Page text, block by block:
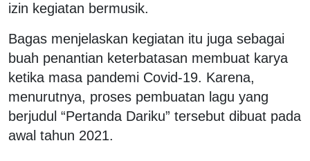
izin kegiatan bermusik.
Bagas menjelaskan kegiatan itu juga sebagai
buah penantian keterbatasan membuat karya
ketika masa pandemi Covid-19. Karena,
menurutnya, proses pembuatan lagu yang
berjudul “Pertanda Dariku” tersebut dibuat pada
awal tahun 2021.